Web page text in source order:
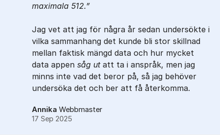
maximala 512.
Jag vet att jag för några år sedan undersökte i
vilka sammanhang det kunde bli stor skillnad
mellan faktisk mängd data och hur mycket
data appen såg utatt ta i anspråk, men jag
minns inte vad det beror på, så jag behöver
undersöka det och ber att få återkomma.
Annika Webbmaster
17 Sep 2025